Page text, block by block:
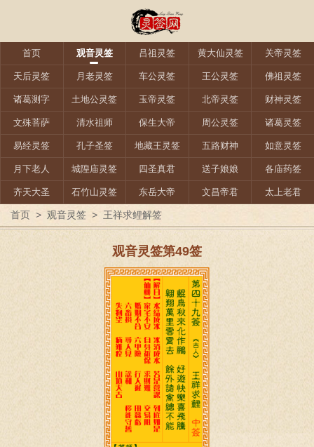
首页 观音灵签 吕祖灵签 黄大仙灵签 关帝灵签
天后灵签 月老灵签 车公灵签 王公灵签 佛祖灵签
诸葛测字 土地公灵签 玉帝灵签 北帝灵签 财神灵签
文殊菩萨 清水祖师 保生大帝 周公灵签 诸葛灵签
易经灵签 孔子圣签 地藏王灵签 五路财神 如意灵签
月下老人 城隍庙灵签 四圣真君 送子娘娘 各庙药签
齐天大圣 石竹山灵签 东岳大帝 文昌帝君 太上老君
首页 > 观音灵签 > 王祥求鲤解签
观音灵签第49签